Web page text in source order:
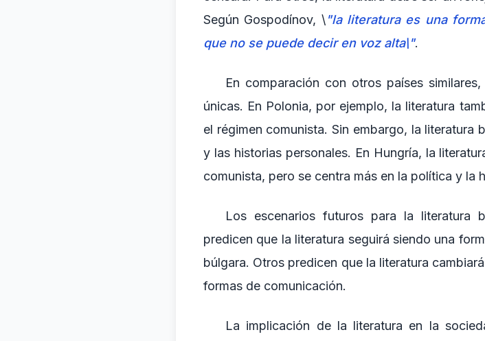
Según Gospodínov, \"la literatura es una
que no se puede decir en voz alta\".
En comparación con otros países
únicas. En Polonia, por ejemplo, la literatura
el régimen comunista. Sin embargo, la literatura
y las historias personales. En Hungría, la
comunista, pero se centra más en la política y la
Los escenarios futuros para la literatura
predicen que la literatura seguirá siendo una
búlgara. Otros predicen que la literatura
formas de comunicación.
La implicación de la literatura en la